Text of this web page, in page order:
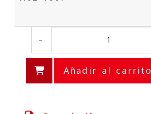
-
Añadir al carrito